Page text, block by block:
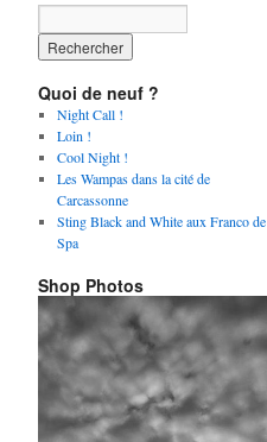
Quoi de neuf ?
Night Call !
Loin !
Cool Night !
Les Wampas dans la cité de
Carcassonne
Sting Black and White aux Franco de
Spa
Shop Photos